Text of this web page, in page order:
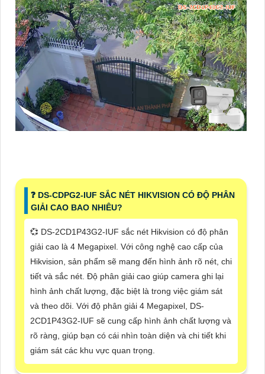
❓ DS-CDPG2-IUF SẮC NÉT HIKVISION CÓ ĐỘ PHÂN
GIẢI CAO BAO NHIÊU?
💞 DS-2CD1P43G2-IUF sắc nét Hikvision có độ phân
giải cao là 4 Megapixel. Với công nghệ cao cấp của
Hikvision, sản phẩm sẽ mang đến hình ảnh rõ nét, chi
tiết và sắc nét. Độ phân giải cao giúp camera ghi lại
hình ảnh chất lượng, đặc biệt là trong việc giám sát
và theo dõi. Với độ phân giải 4 Megapixel, DS-
2CD1P43G2-IUF sẽ cung cấp hình ảnh chất lượng và
rõ ràng, giúp bạn có cái nhìn toàn diện và chi tiết khi
giám sát các khu vực quan trọng.